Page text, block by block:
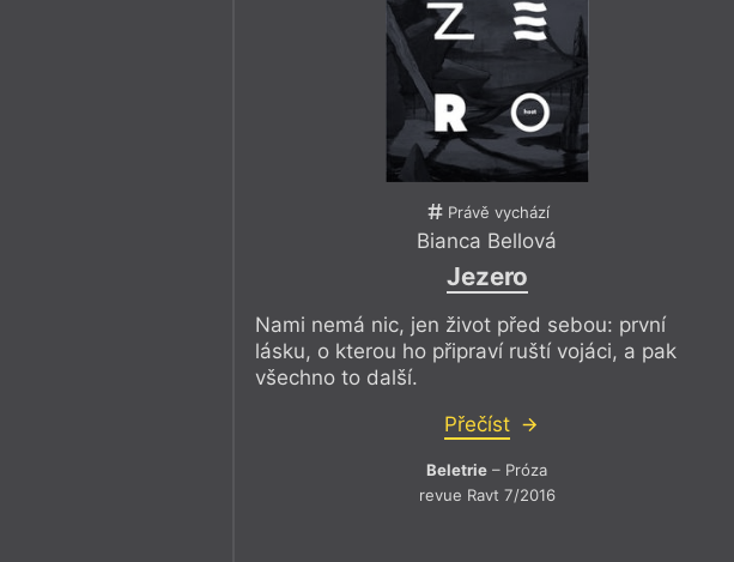
Právě vychází
Bianca Bellová
Jezero
Nami nemá nic, jen život před sebou: první
lásku, o kterou ho připraví ruští vojáci, a pak
všechno to další.
Přečíst
Beletrie – Próza
revue Ravt 7/2016